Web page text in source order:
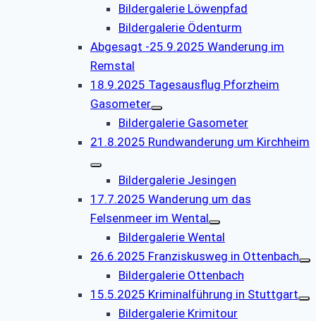
Bildergalerie Löwenpfad
Bildergalerie Ödenturm
Abgesagt -25.9.2025 Wanderung im
Remstal
18.9.2025 Tagesausflug Pforzheim
Gasometer
Bildergalerie Gasometer
21.8.2025 Rundwanderung um Kirchheim
Bildergalerie Jesingen
17.7.2025 Wanderung um das
Felsenmeer im Wental
Bildergalerie Wental
26.6.2025 Franziskusweg in Ottenbach
Bildergalerie Ottenbach
15.5.2025 Kriminalführung in Stuttgart
Bildergalerie Krimitour